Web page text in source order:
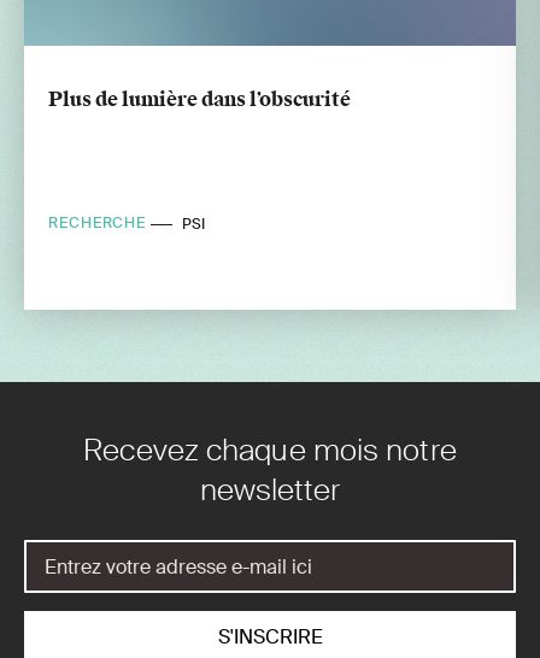
Plus de lumière dans l’obscurité
RECHERCHE PSI
Recevez chaque mois notre
newsletter